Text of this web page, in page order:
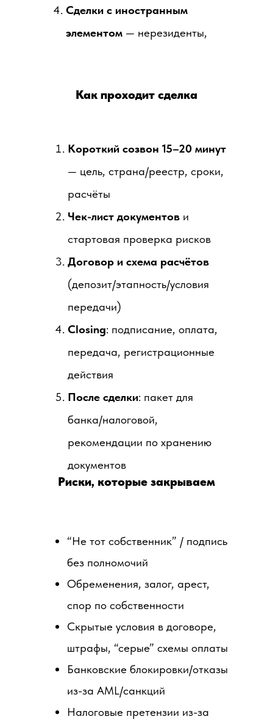
Сделки с иностранным
элементом — нерезиденты,
Короткий созвон 15–20 минут
— цель, страна/реестр, сроки,
расчёты
Чек-лист документов и
стартовая проверка рисков
Договор и схема расчётов
(депозит/этапность/условия
передачи)
Closing: подписание, оплата,
передача, регистрационные
действия
После сделки: пакет для
банка/налоговой,
рекомендации по хранению
документов
“Не тот собственник” / подпись
без полномочий
Обременения, залог, арест,
спор по собственности
Скрытые условия в договоре,
штрафы, “серые” схемы оплаты
Банковские блокировки/отказы
из-за AML/санкций
Налоговые претензии из-за
Как проходит сделка
Риски, которые закрываем